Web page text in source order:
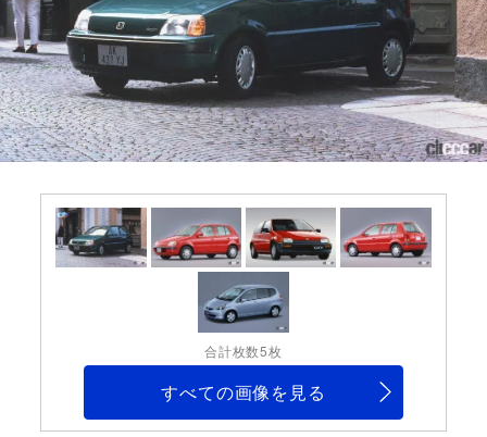
合計枚数5枚
すべての画像を見る